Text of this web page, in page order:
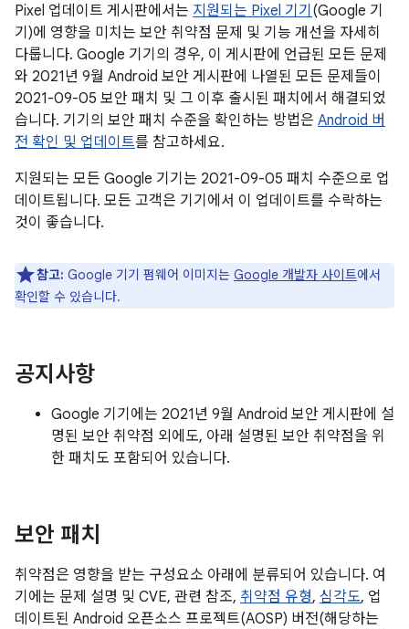
Pixel 업데이트 게시판에서는 지원되는 Pixel 기기 (Google 기
기)에 영향을 미치는 보안 취약점 문제 및 기능 개선을 자세히
다룹니다. Google 기기의 경우, 이 게시판에 언급된 모든 문제
와 2021년 9월 Android 보안 게시판에 나열된 모든 문제들이
2021-09-05 보안 패치 및 그 이후 출시된 패치에서 해결되었
습니다. 기기의 보안 패치 수준을 확인하는 방법은 Android 버
전 확인 및 업데이트를 참고하세요.
지원되는 모든 Google 기기는 2021-09-05 패치 수준으로 업
데이트됩니다. 모든 고객은 기기에서 이 업데이트를 수락하는
것이 좋습니다.
참고: Google 기기 펌웨어 이미지는 Google 개발자 사이트에서
확인할 수 있습니다.
공지사항
Google 기기에는 2021년 9월 Android 보안 게시판에 설
명된 보안 취약점 외에도, 아래 설명된 보안 취약점을 위
한 패치도 포함되어 있습니다.
보안 패치
취약점은 영향을 받는 구성요소 아래에 분류되어 있습니다. 여
기에는 문제 설명 및 CVE, 관련 참조, 취약점 유형, 심각도, 업
데이트된 Android 오픈소스 프로젝트(AOSP) 버전(해당하는